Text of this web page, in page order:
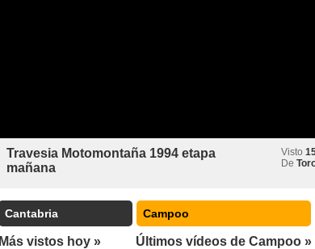
Travesia Motomontaña 1994 etapa
mañana
Visto
De
Cantabria Campoo
Más vistos hoy » Últimos vídeos de Campoo »